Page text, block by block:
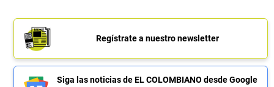
Regístrate a nuestro newsletter
Siga las noticias de EL COLOMBIANO desde Google